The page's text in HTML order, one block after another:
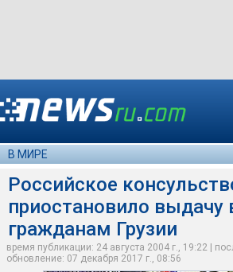
В МИРЕ
Российское
приостановило выдачу
гражданам Грузии
время публикации: 24 августа 2004 г., 19:22 |
обновление: 07 декабря 2017 г., 08:56